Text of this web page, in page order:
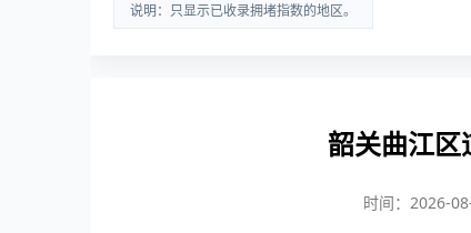
说明：只显示已收录拥堵指数的地区。
韶关曲江
时间：2026-